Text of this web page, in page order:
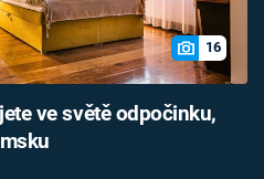
16
ve světě odpočinku,